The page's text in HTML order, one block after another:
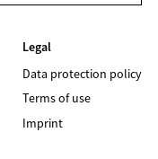
Legal
Data protection policy
Terms of use
Imprint